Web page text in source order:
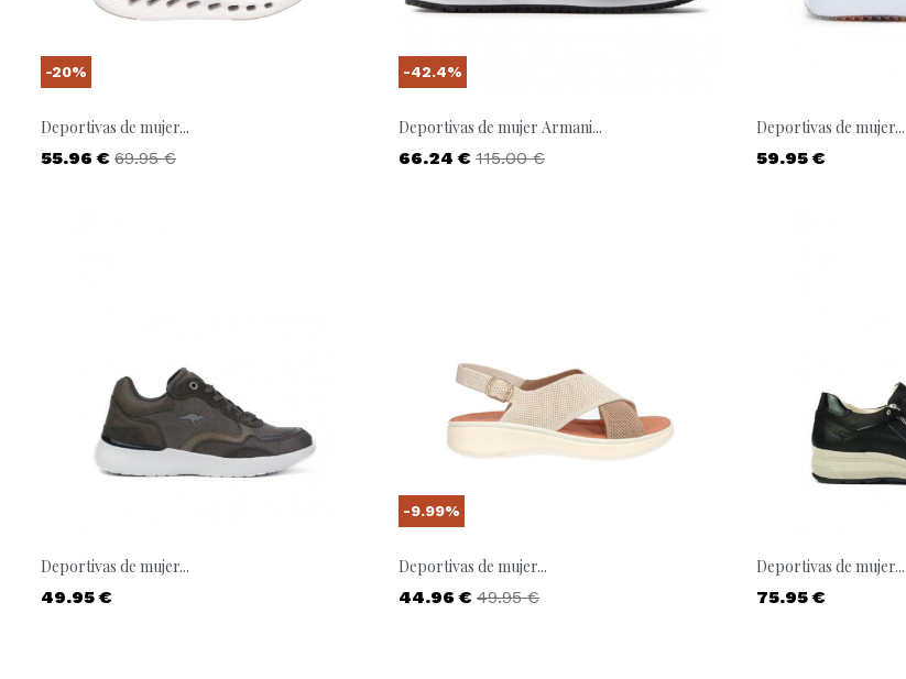
Deportivas de mujer...
Precio
55.96 € Precio base
69.95 €
-20%
Deportivas de mujer Armani...
Precio
66.24 € Precio base
115.00 €
-42.4%
Deportivas de mujer...
Precio
59.95 €
Deportivas de mujer...
Precio
49.95 €
Deportivas de mujer...
Precio
44.96 € Precio base
49.95 €
-9.99%
Deportivas de mujer...
Precio
75.95 €